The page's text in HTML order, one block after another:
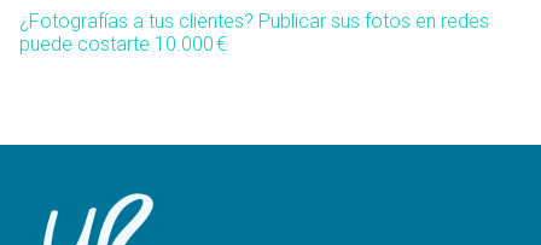
¿Fotografías a tus clientes? Publicar sus fotos en redes
puede costarte 10.000 €